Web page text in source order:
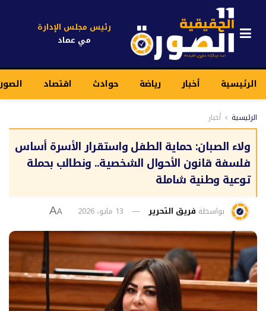
رئيس مجلس الإدارة
مي عماد
الرئيسية أخبار رياضة حوادث اقتصاد
الرئيسية أخبار
ولاء الصبان: حماية الطفل واستقرار الأسرة أساس
فلسفة قانون الأحوال الشخصية.. ونطالب بحملة
توعية وطنية شاملة
بواسطة فريق التحرير 13 مايو، 2026 A
A